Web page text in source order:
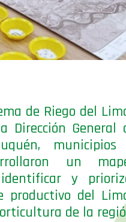
de Riego del
Dirección General
un
y
productivo del
de la